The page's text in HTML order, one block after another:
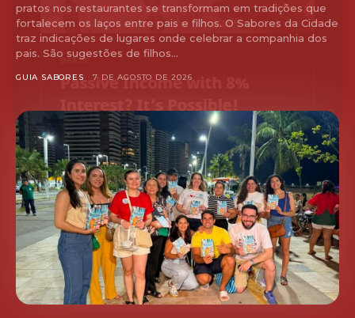
pratos nos restaurantes se transformam em tradições que
fortalecem os laços entre pais e filhos. O Sabores da Cidade
traz indicações de lugares onde celebrar a companhia dos
pais. São sugestões de filhos...
GUIA SABORES 7 DE AGOSTO DE 2026